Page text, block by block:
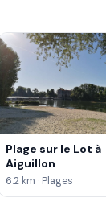
Plage sur le Lot à
Aiguillon
6.2 km · Plages